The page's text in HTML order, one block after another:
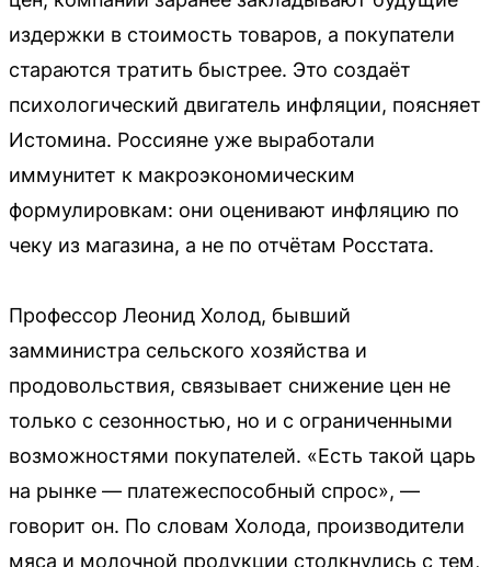
издержки в стоимость товаров, а покупатели
стараются тратить быстрее. Это создаёт
психологический двигатель инфляции, поясняет
Истомина. Россияне уже выработали
иммунитет к макроэкономическим
формулировкам: они оценивают инфляцию по
чеку из магазина, а не по отчётам Росстата.
Профессор Леонид Холод, бывший
замминистра сельского хозяйства и
продовольствия, связывает снижение цен не
только с сезонностью, но и с ограниченными
возможностями покупателей. «Есть такой царь
на рынке — платежеспособный спрос», —
говорит он. По словам Холода, производители
мяса и молочной продукции столкнулись с тем,